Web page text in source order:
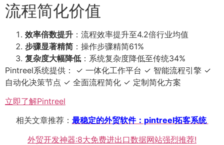
流程简化价值
效率倍数提升 ：流程效率提升至4.2倍行业均值
步骤显著精简 ：操作步骤精简61%
复杂度大幅降低 ：系统复杂度降低至传统34%
Pintreel系统提供： ✓ 一体化工作平台 ✓ 智能流程引擎 ✓
自动化决策节点 ✓ 全面流程简化 ✓ 定制简化方案
立即了解Pintreel
相关文章推荐： 最稳定的外贸软件：pintreel拓客系统
外贸开发神器:8大免费进出口数据网站强烈推荐!